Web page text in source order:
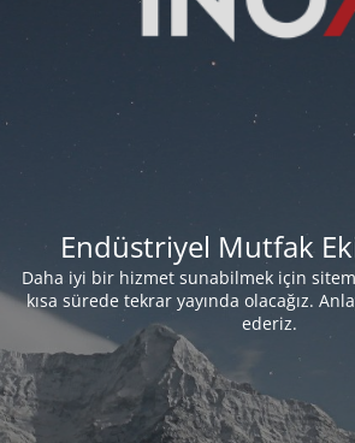
Endüstriyel Mutfak
Daha iyi bir hizmet sunabilmek için
kısa sürede tekrar yayında olacağız.
ederiz.